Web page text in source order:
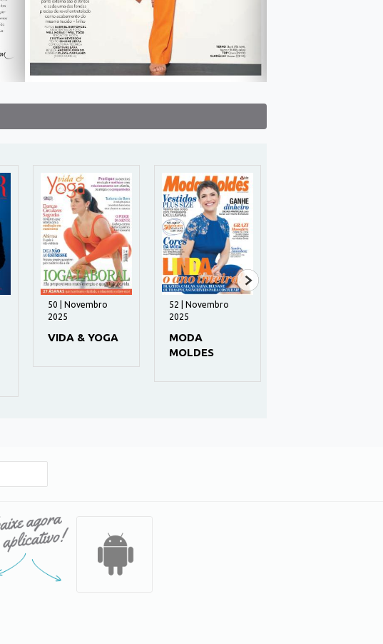
50 | Novembro
2025
VIDA & YOGA
52 | Novembro
2025
MODA
MOLDES